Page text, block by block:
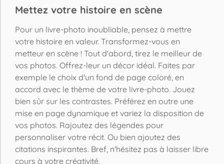
Mettez votre histoire en scène
Pour un livre-photo inoubliable, pensez à mettre
votre histoire en valeur. Transformez-vous en
metteur en scène ! Tout d'abord, tirez le meilleur de
vos photos. Offrez-leur un décor idéal. Faites par
exemple le choix d'un fond de page coloré, en
accord avec le thème de votre livre-photo. Jouez
bien sûr sur les contrastes. Préférez en outre une
mise en page dynamique et variez la disposition de
vos photos. Rajoutez des légendes pour
personnaliser votre récit. Ou bien ajoutez des
citations inspirantes. Bref, n'hésitez pas à laisser libre
cours à votre créativité.